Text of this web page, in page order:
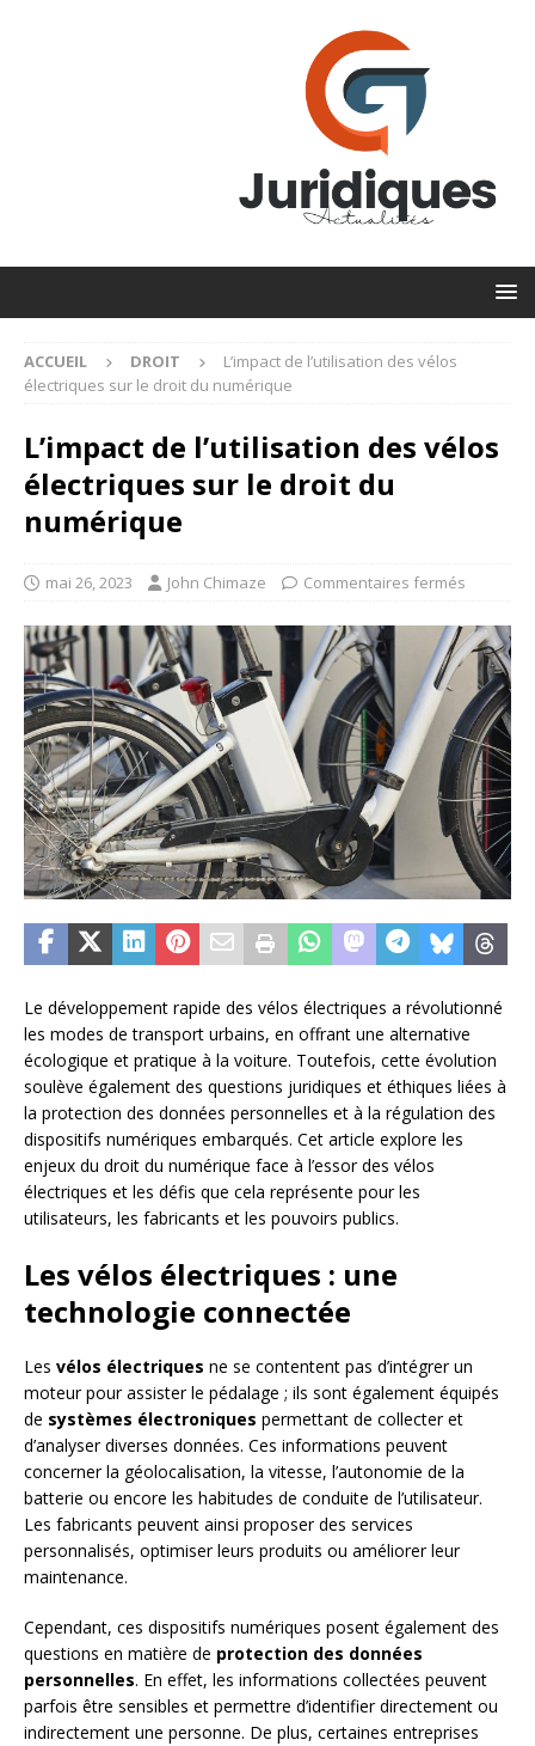
ACCUEIL DROIT
L’impact de l’utilisation des vélos
électriques sur le droit du numérique
L’impact de l’utilisation des vélos
électriques sur le droit du
numérique
mai 26, 2023 John Chimaze Commentaires fermés
Le développement rapide des vélos électriques a révolutionné
les modes de transport urbains, en offrant une alternative
écologique et pratique à la voiture. Toutefois, cette évolution
soulève également des questions juridiques et éthiques liées à
la protection des données personnelles et à la régulation des
dispositifs numériques embarqués. Cet article explore les
enjeux du droit du numérique face à l’essor des vélos
électriques et les défis que cela représente pour les
utilisateurs, les fabricants et les pouvoirs publics.
Les vélos électriques : une
technologie connectée
Les vélos électriques ne se contentent pas d’intégrer un
moteur pour assister le pédalage ; ils sont également équipés
de systèmes électroniques permettant de collecter et
d’analyser diverses données. Ces informations peuvent
concerner la géolocalisation, la vitesse, l’autonomie de la
batterie ou encore les habitudes de conduite de l’utilisateur.
Les fabricants peuvent ainsi proposer des services
personnalisés, optimiser leurs produits ou améliorer leur
maintenance.
Cependant, ces dispositifs numériques posent également des
questions en matière de protection des données
personnelles. En effet, les informations collectées peuvent
parfois être sensibles et permettre d’identifier directement ou
indirectement une personne. De plus, certaines entreprises